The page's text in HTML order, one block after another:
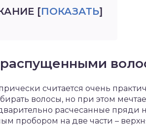
[ПОКАЗАТЬ]
считается очень
волосы, но при этом
расчесанные пряди
пробором на две части –